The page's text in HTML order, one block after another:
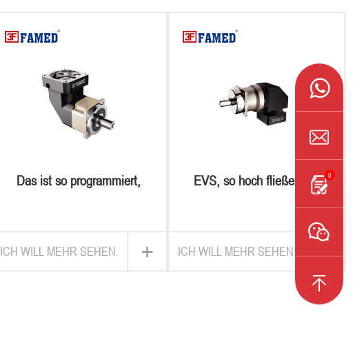
Das ist so programmiert,
+
ICH WILL MEHR SEHEN.
EVS, so hoch fließender,
grosser drehmoment des
+
ICH WILL MEHR SEHEN.
0